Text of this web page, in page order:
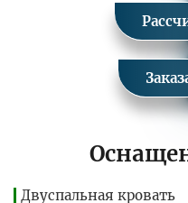
Двуспальная кровать